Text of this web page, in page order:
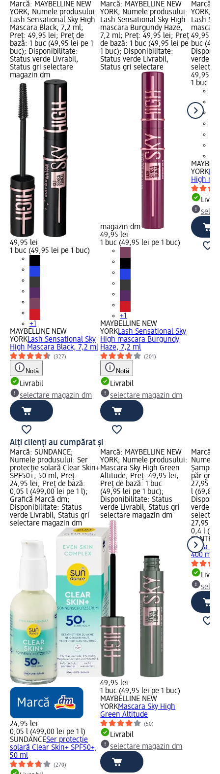
Marcă: MAYBELLINE NEW
YORK; Numele produsului:
Lash Sensational Sky High
Mascara Black, 7,2 ml;
Preț: 49,95 lei; Preț de
bază: 1 buc (49,95 lei pe 1
buc); Disponibilitate:
Status verde Livrabil,
Status gri selectare
magazin dm
49,95 lei
1 buc (49,95 lei pe 1 buc)
+1
MAYBELLINE NEW
YORKLash Sensational Sky
High Mascara Black, 7,2 ml
(327)
Notă
Livrabil
selectare magazin dm
Marcă: MAYBELLINE NEW
YORK; Numele produsului:
Lash Sensational Sky High
mascara Burgundy Haze,
7,2 ml; Preț: 49,95 lei; Preț
de bază: 1 buc (49,95 lei pe
1 buc); Disponibilitate:
Status verde Livrabil,
Status gri selectare
magazin dm
49,95 lei
1 buc (49,95 lei pe 1 buc)
+1
MAYBELLINE NEW
YORKLash Sensational Sky
High mascara Burgundy
Haze, 7,2 ml
(201)
Notă
Livrabil
selectare magazin dm
Marcă:
YORK;
Lash
49,95
buc
verde
49,95 lei
1 buc
YORK
High
Alți clienți au cumpărat și
Marcă: SUNDANCE;
Numele produsului: Ser
protecție solară Clear Skin+
SPF50+, 50 ml; Preț:
24,95 lei; Preț de bază:
0,05 l (499,00 lei pe 1 l);
Grafică Marcă dm;
Disponibilitate: Status
verde Livrabil, Status gri
selectare magazin dm
24,95 lei
0,05 l (499,00 lei pe 1 l)
SUNDANCESer protecție
solară Clear Skin+ SPF50+,
50 ml
(270)
Marcă: MAYBELLINE NEW
YORK; Numele produsului:
Mascara Sky High Green
Altitude; Preț: 49,95 lei;
Preț de bază: 1 buc
(49,95 lei pe 1 buc);
Disponibilitate: Status
verde Livrabil, Status gri
selectare magazin dm
49,95 lei
1 buc (49,95 lei pe 1 buc)
MAYBELLINE NEW
YORKMascara Sky High
Green Altitude
(50)
Livrabil
selectare magazin dm
Marcă:
Numele
păr
27,95
l (69,88
verde
27,95 lei
0,4 l
Aqua
400 ml